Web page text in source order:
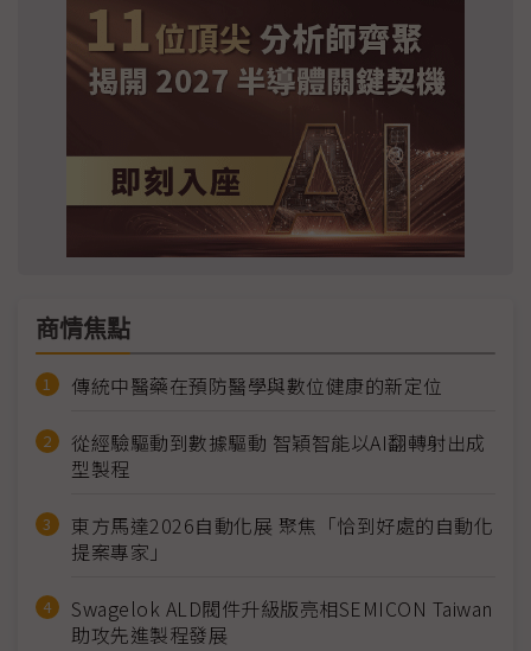
商情焦點
傳統中醫藥在預防醫學與數位健康的新定位
從經驗驅動到數據驅動 智穎智能以AI翻轉射出成
型製程
東方馬達2026自動化展 聚焦「恰到好處的自動化
提案專家」
Swagelok ALD閥件升級版亮相SEMICON Taiwan
助攻先進製程發展